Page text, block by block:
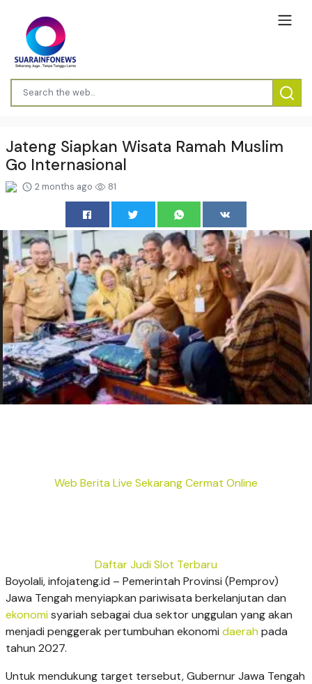
Jateng Siapkan Wisata Ramah Muslim
Go Internasional
2 months ago 81
Web Berita Live Sekarang Cermat Online
Daftar Judi Slot Terbaru
Boyolali, infojateng.id – Pemerintah Provinsi (Pemprov)
Jawa Tengah menyiapkan pariwisata berkelanjutan dan
ekonomi syariah sebagai dua sektor unggulan yang akan
menjadi penggerak pertumbuhan ekonomi daerah pada
tahun 2027.
Untuk mendukung target tersebut, Gubernur Jawa Tengah